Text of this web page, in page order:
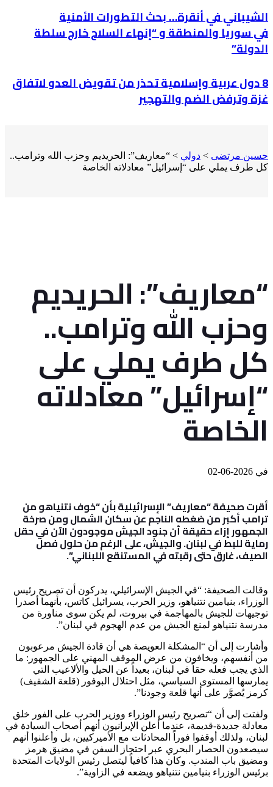
الشيباني في أنقرة… بحث التطورات الأمنية
في سوريا والمنطقة و “إنهاء السلاح خارج سلطة
الدولة”
8 دول عربية وإسلامية تحذر من تقويض العدو لاتفاق
غزة وترفض الضم والتهجير
حسين مرتضى > دولي > “معاريف”: الحريديم وحزب الله وترامب..
كل طرف يملي على “إسرائيل” معادلاته الخاصة
“معاريف”: الحريديم
وحزب الله وترامب..
كل طرف يملي على
“إسرائيل” معادلاته
الخاصة
في
أقرت صحيفة “معاريف” الإسرائيلية بأن “خوف نتنياهو من
ترامب أكبر من ضغطه الناجم عن سكان الشمال ومن صرخة
الجمهور إزاء حقيقة أن جنود الجيش موجودون الآن في حقل
رماية للبط في لبنان. والجيش، على الرغم من حلول فصل
الصيف، غارق حتى رقبته في المستنقع اللبناني”.
وقالت الصحيفة: “في الجيش الإسرائيلي، يدركون أن تصريح رئيس
الوزراء، بنيامين نتنياهو، وزير الحرب، يسرائيل كاتس، بأنهما أصدرا
توجيهات للجيش بالمهاجمة في بيروت، لم يكن سوى مناورة من
مدرسة نتنياهو لمنع الجيش من عدم الهجوم في لبنان”.
وأشارت إلى أن “المشكلة العويصة هي أن قادة الجيش مرعوبون
من أنفسهم، ويخافون من عرض الموقف المهني على الجمهور: ما
الذي يجب فعله حقاً في لبنان، بعيداً عن الحيل والألاعيب التي
يمارسها المستوى السياسي، مثل احتلال البوفور (قلعة الشقيف)
كرمز يُصوَّر على أنها قلعة وجودنا”.
ولفتت إلى أن “تصريح رئيس الوزراء ووزير الحرب على الفور خلق
معادلة جديدة-قديمة، عندما أعلن الإيرانيون أنهم أصحاب السيادة في
لبنان، ولذلك أوقفوا فوراً المحادثات مع الأميركيين، بل وأعلنوا أنهم
سيصعدون الحصار البحري عبر احتجاز السفن في مضيق هرمز
ومضيق باب المندب. وكان هذا كافياً ليتصل رئيس الولايات المتحدة
برئيس الوزراء بنيامين نتنياهو ويضعه في الزاوية”.